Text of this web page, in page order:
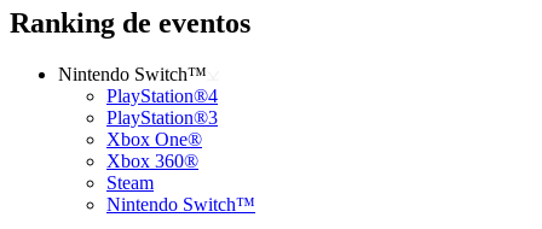
Ranking de eventos
Nintendo Switch™
PlayStation®4
PlayStation®3
Xbox One®
Xbox 360®
Steam
Nintendo Switch™